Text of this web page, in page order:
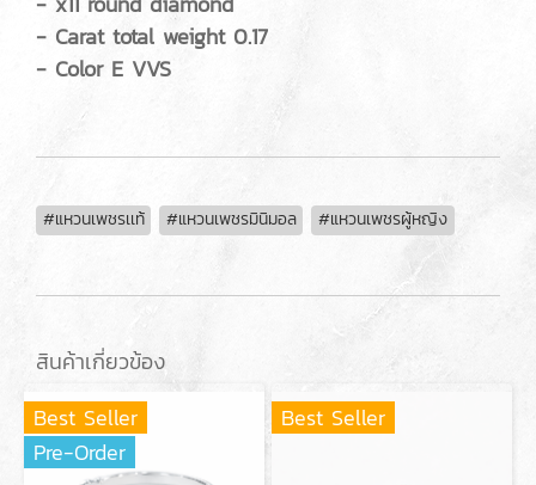
- Carat total weight 0.17
- Color E VVS
#แหวนเพชรเเท้ #แหวนเพชรมินิมอล #แหวนเพชรผู้หญิง
สินค้าเกี่ยวข้อง
Best Seller
Pre-Order
Best Seller